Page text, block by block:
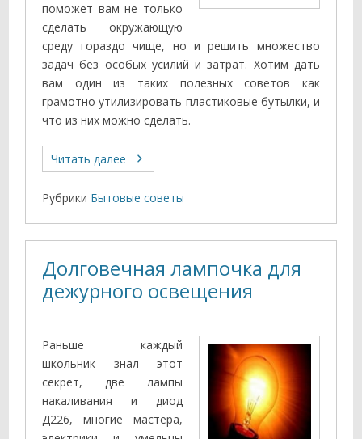
поможет вам не только
сделать окружающую
среду гораздо чище, но и решить множество
задач без особых усилий и затрат. Хотим дать
вам один из таких полезных советов как
грамотно утилизировать пластиковые бутылки, и
что из них можно сделать.
Читать далее
Рубрики Бытовые советы
Долговечная лампочка для
дежурного освещения
Раньше каждый
школьник знал этот
секрет, две лампы
накаливания и диод
Д226, многие мастера,